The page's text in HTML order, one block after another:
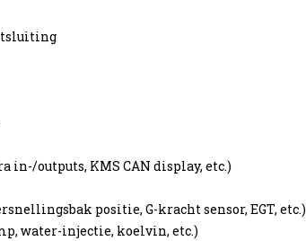
in-/outputs, KMS CAN display, etc.)
positie, G-kracht sensor, EGT, etc.)
water-injectie, koelvin, etc.)